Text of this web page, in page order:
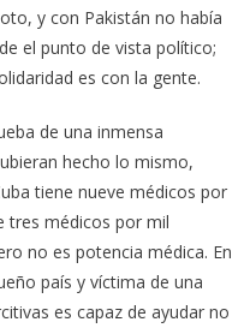
y con Pakistán no había
el punto de vista político;
es con la gente.
de una inmensa
hecho lo mismo,
tiene nueve médicos por
tres médicos por mil
no es potencia médica. En
país y víctima de una
es capaz de ayudar no